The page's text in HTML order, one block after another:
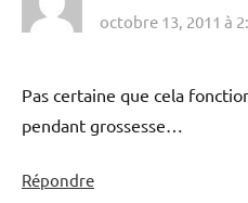
octobre 13, 2011 à
Pas certaine que cela
pendant grossesse…
Répondre